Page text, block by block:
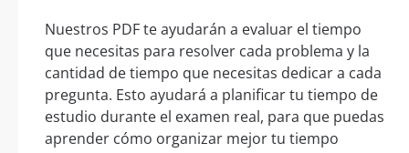
Nuestros PDF te ayudarán a evaluar el tiempo
que necesitas para resolver cada problema y la
cantidad de tiempo que necesitas dedicar a cada
pregunta. Esto ayudará a planificar tu tiempo de
estudio durante el examen real, para que puedas
aprender cómo organizar mejor tu tiempo